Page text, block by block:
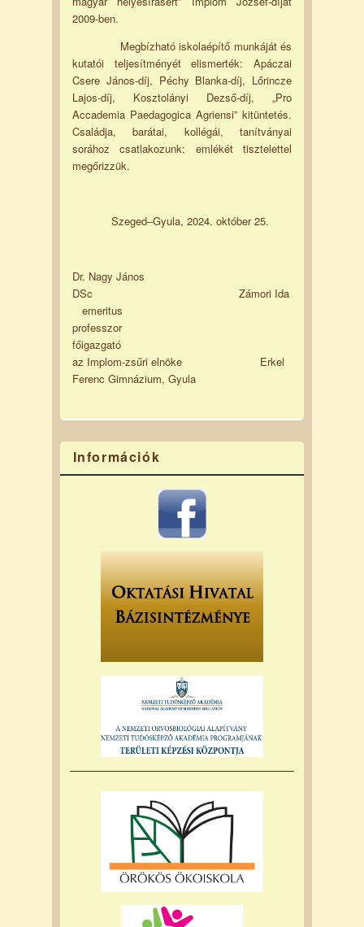
2009-ben.
Megbízható iskolaépítő munkáját és
kutatói teljesítményét elismerték: Apáczai
Csere János-díj, Péchy Blanka-díj, Lőrincze
Lajos-díj, Kosztolányi Dezső-díj, „Pro
Accademia Paedagogica Agriensi” kitüntetés.
Családja, barátai, kollégái, tanítványai
sorához csatlakozunk: emlékét tisztelettel
megőrizzük.
Szeged–Gyula, 2024. október 25.
Dr. Nagy János
DSc Zámori Ida
emeritus
professzor
főigazgató
az Implom-zsűri elnöke Erkel
Ferenc Gimnázium, Gyula
Információk